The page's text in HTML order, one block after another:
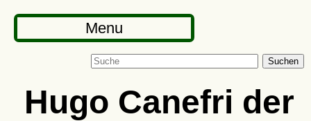
Menu
Suchen
Hugo Canefri der